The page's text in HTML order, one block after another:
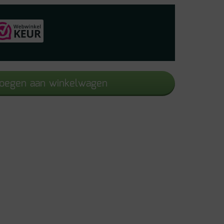
aan winkelwagen